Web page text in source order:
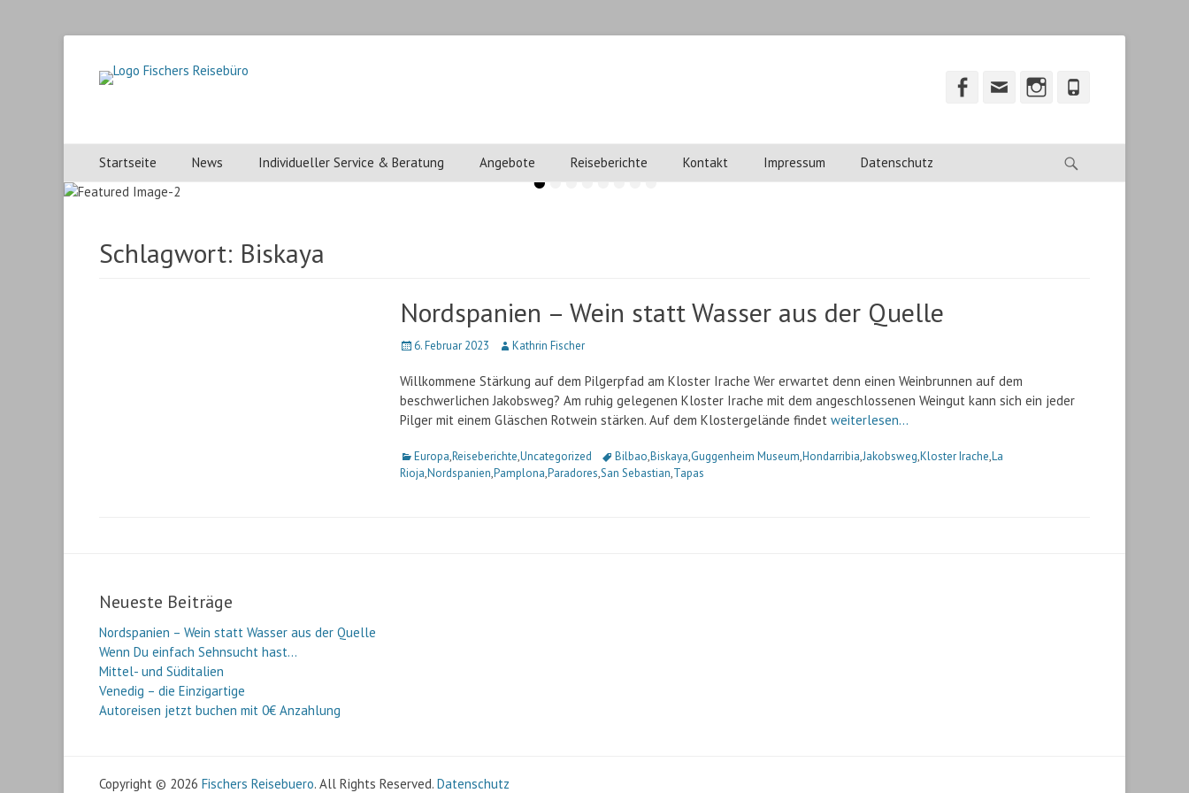
Fischers Reisebuero
Fischers Reisebüro, ihr Reisebüro in Heidenheim. Facebook
Email Instagram
Primärmenu
Weiter
zum
Inhalt
Startseite News Individueller Service & Beratung Angebote Reiseberichte Kontakt Impressum Datenschutz
••••••••
Schlagwort: Biskaya
Nordspanien – Wein statt Wasser aus der Quelle
Veröffentlicht
6. Februar 2023 AutorKathrin Fischer
Willkommene Stärkung auf dem Pilgerpfad am Kloster Irache Wer erwartet denn einen Weinbrunnen auf dem
beschwerlichen Jakobsweg? Am ruhig gelegenen Kloster Irache mit dem angeschlossenen Weingut kann sich ein jeder
Pilger mit einem Gläschen Rotwein stärken. Auf dem Klostergelände findet weiterlesen…
Kategorien
Europa,Reiseberichte,Uncategorized Schlagworte
Bilbao,Biskaya,Guggenheim Museum,Hondarribia,Jakobsweg,Kloster Irache,La
Rioja,Nordspanien,Pamplona,Paradores,San Sebastian,Tapas
Neueste Beiträge
Nordspanien – Wein statt Wasser aus der Quelle
Wenn Du einfach Sehnsucht hast…
Mittel- und Süditalien
Venedig – die Einzigartige
Autoreisen jetzt buchen mit 0€ Anzahlung
Copyright © 2026 Fischers Reisebuero. All Rights Reserved. Datenschutz